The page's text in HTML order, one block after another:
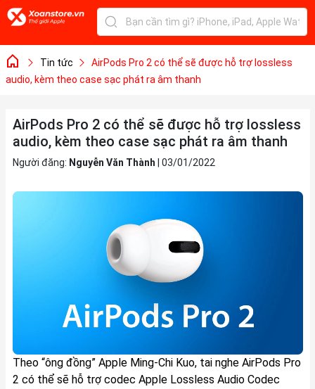
Tin tức
AirPods Pro 2 có thể sẽ được hỗ trợ lossless
audio, kèm theo case sạc phát ra âm thanh
AirPods Pro 2 có thể sẽ được hỗ trợ lossless
audio, kèm theo case sạc phát ra âm thanh
Người đăng: Nguyễn Văn Thành 03/01/2022
Theo “ông đồng” Apple Ming-Chi Kuo, tai nghe AirPods Pro
2 có thể sẽ hỗ trợ codec Apple Lossless Audio Codec